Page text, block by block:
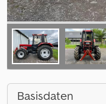
Basisdaten